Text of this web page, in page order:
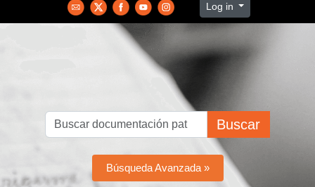
Log in
Buscar
Búsqueda Avanzada »